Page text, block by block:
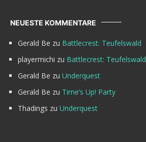
NEUESTE KOMMENTARE
Gerald Be zu Battlecrest: Teufelswald
playermichi zu Battlecrest: Teufelswald
Gerald Be zu Underquest
Gerald Be zu Time’s Up! Party
Thadings zu Underquest